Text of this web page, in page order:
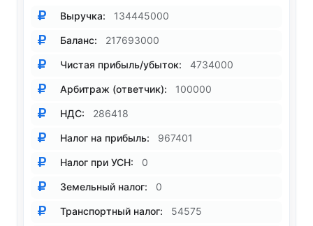
Выручка: 134445000
Баланс: 217693000
Чистая прибыль/убыток: 4734000
Арбитраж (ответчик): 100000
НДС: 286418
Налог на прибыль: 967401
Налог при УСН: 0
Земельный налог: 0
Транспортный налог: 54575